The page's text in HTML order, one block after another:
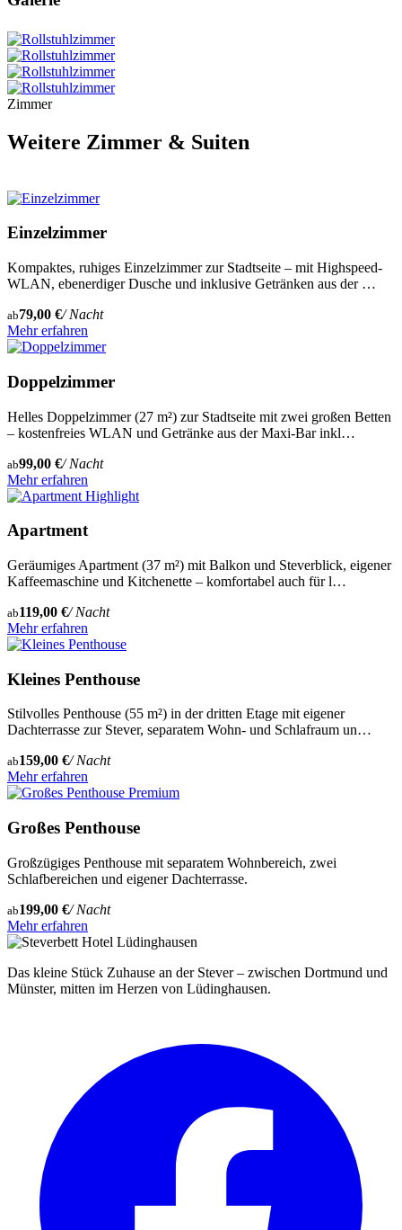
Zimmer
Weitere Zimmer & Suiten
Einzelzimmer
Kompaktes, ruhiges Einzelzimmer zur Stadtseite – mit Highspeed-
WLAN, ebenerdiger Dusche und inklusive Getränken aus der …
ab79,00 €/ Nacht
Mehr erfahren
Doppelzimmer
Helles Doppelzimmer (27 m²) zur Stadtseite mit zwei großen Betten
– kostenfreies WLAN und Getränke aus der Maxi-Bar inkl…
ab99,00 €/ Nacht
Mehr erfahren
Highlight
Apartment
Geräumiges Apartment (37 m²) mit Balkon und Steverblick, eigener
Kaffeemaschine und Kitchenette – komfortabel auch für l…
ab119,00 €/ Nacht
Mehr erfahren
Kleines Penthouse
Stilvolles Penthouse (55 m²) in der dritten Etage mit eigener
Dachterrasse zur Stever, separatem Wohn- und Schlafraum un…
ab159,00 €/ Nacht
Mehr erfahren
Premium
Großes Penthouse
Großzügiges Penthouse mit separatem Wohnbereich, zwei
Schlafbereichen und eigener Dachterrasse.
ab199,00 €/ Nacht
Mehr erfahren
Das kleine Stück Zuhause an der Stever – zwischen Dortmund und
Münster, mitten im Herzen von Lüdinghausen.